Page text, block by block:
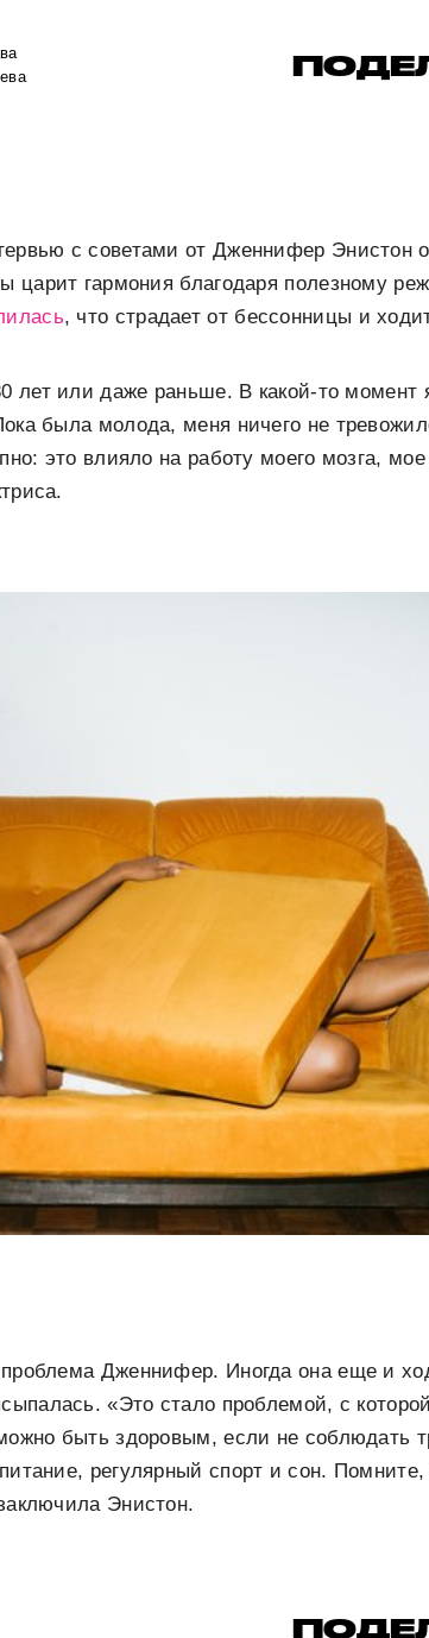
с советами от Дженнифер Энистон
царит гармония благодаря полезному
, что страдает от бессонницы и
лет или даже раньше. В какой-то момент
была молода, меня ничего не
это влияло на работу моего мозга,
Дженнифер. Иногда она еще и
«Это стало проблемой, с
быть здоровым, если не соблюдать
регулярный спорт и сон.
Энистон.